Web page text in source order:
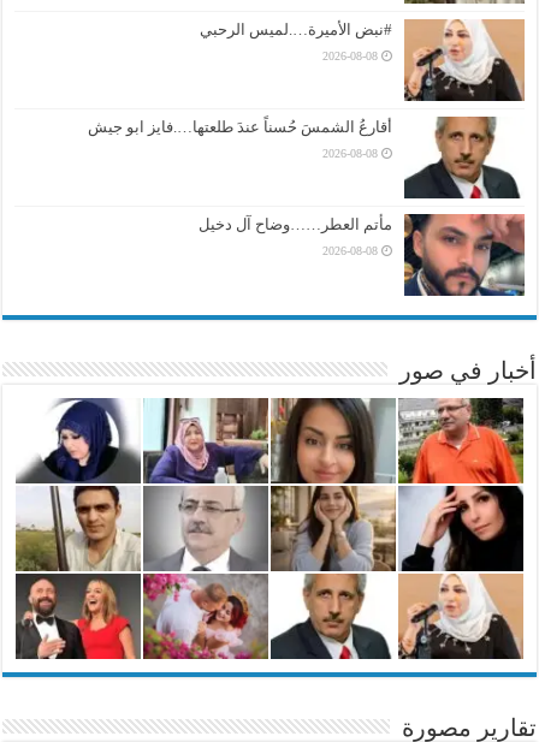
#نبض الأميرة….لميس الرحبي
2026-08-08
أقارعُ الشمسَ حُسناً عندَ طلعتها….فايز ابو جيش
2026-08-08
مأتم العطر……وضاح آل دخيل
2026-08-08
أخبار في صور
تقارير مصورة